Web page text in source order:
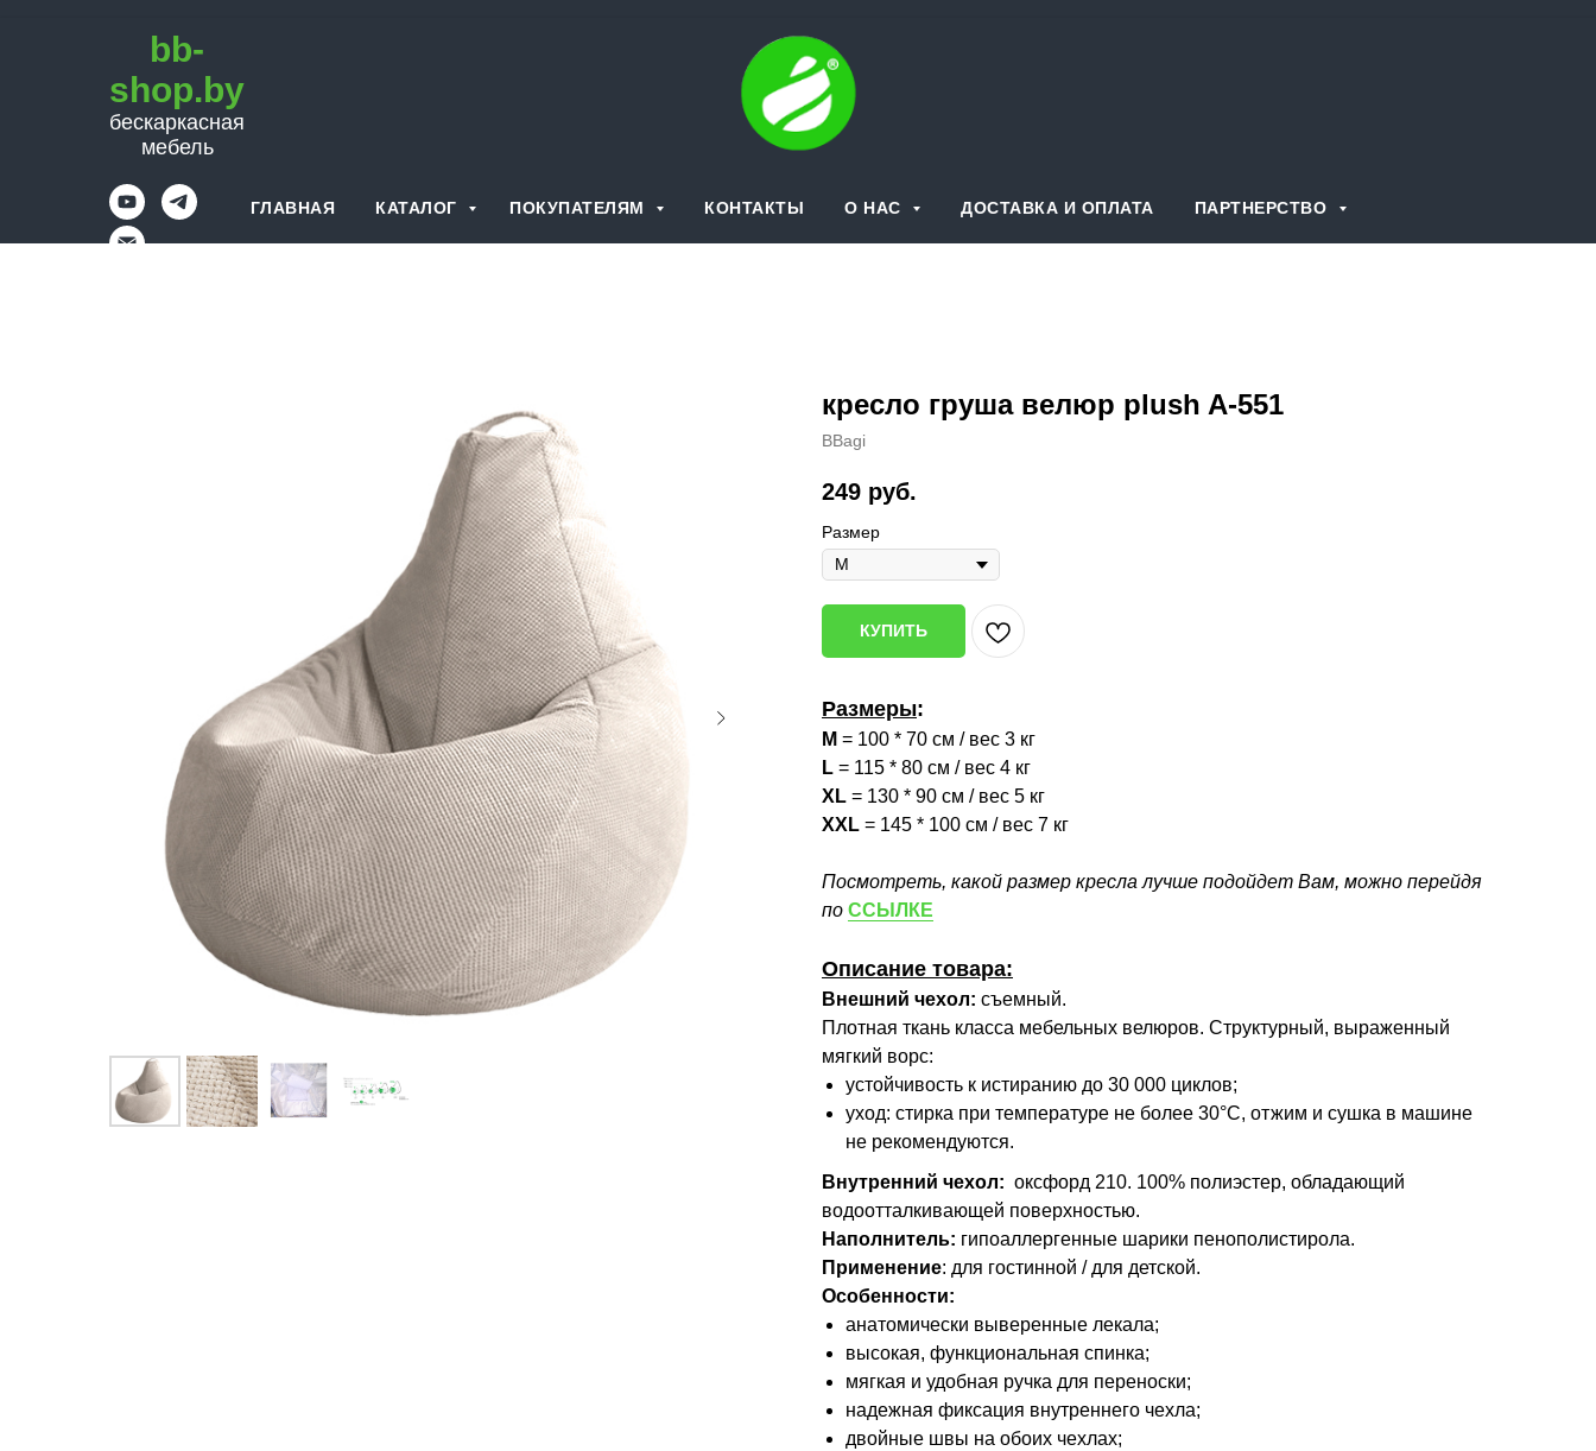
bb-
shop.by
бескаркасная
мебель
ГЛАВНАЯ КАТАЛОГ ПОКУПАТЕЛЯМ КОНТАКТЫ О НАС ДОСТАВКА И ОПЛАТА ПАРТНЕРСТВО
кресло груша велюр plush A-551
BBagi
249 руб.
Размер
КУПИТЬ
Размеры:
M = 100 * 70 см / вес 3 кг
L = 115 * 80 см / вес 4 кг
XL = 130 * 90 см / вес 5 кг
XXL = 145 * 100 см / вес 7 кг
Посмотреть, какой размер кресла лучше подойдет Вам, можно перейдя
по ССЫЛКЕ
Описание товара:
Внешний чехол: съемный.
Плотная ткань класса мебельных велюров. Структурный, выраженный
мягкий ворс:
устойчивость к истиранию до 30 000 циклов;
уход: стирка при температуре не более 30°С, отжим и сушка в машине
не рекомендуются.
Внутренний чехол: оксфорд 210. 100% полиэстер, обладающий
водоотталкивающей поверхностью.
Наполнитель: гипоаллергенные шарики пенополистирола.
Применение: для гостинной / для детской.
Особенности:
анатомически выверенные лекала;
высокая, функциональная спинка;
мягкая и удобная ручка для переноски;
надежная фиксация внутреннего чехла;
двойные швы на обоих чехлах;